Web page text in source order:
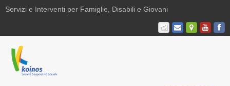
Servizi e Interventi per Famiglie, Disabili e Giovani